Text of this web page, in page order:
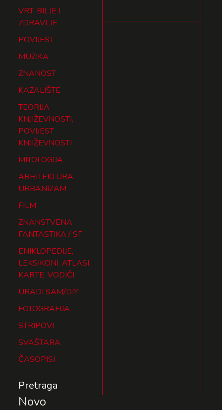
VRT, BILJE I
ZDRAVLJE
POVIJEST
MUZIKA
ZNANOST
KAZALIŠTE
TEORIJA
KNJIŽEVNOSTI,
POVIJEST
KNJIŽEVNOSTI
MITOLOGIJA
ARHITEKTURA,
URBANIZAM
FILM
ZNANSTVENA
FANTASTIKA / SF
ENIKLOPEDIJE,
LEKSIKONI, ATLASI,
KARTE, VODIČI
URADI SAM/DIY
FOTOGRAFIJA
STRIPOVI
SVAŠTARA
ČASOPISI
Pretraga
Novo